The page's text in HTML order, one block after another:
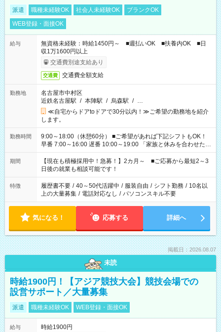
派遣 職種未経験OK 社会人未経験OK
ブランクOK
WEB登録・面接OK
給与
無資格未経験：時給1450円～ ■週払いOK ■扶養内OK ■日
収1万1600円以上
交通費別途支給あり
交通費 交通費全額支給
勤務地
名古屋市中村区
近鉄名古屋駅 / 本陣駅 / 烏森駅 / …
≪自宅からドアtoドアで30分以内！≫ご希望の勤務地を紹介
します。
勤務時間
9:00～18:00（休憩60分） ■ご希望があれば下記シフトもOK！
早番 7:00～16:00 遅番 10:00～19:00 「家族と休みを合わせた
い」 「余裕を持って夕飯の準備がしたい」 「できれば残業はし
たくない」 など、ご希望を教えてくださいね。 ※Wワーク希望
の方へ 今ご覧のお仕事で希望する勤務時間と、もう1つのお仕事
の勤務時間。 合計で週40時間を超える場合は応募できません。
期間
【現在も積極採用中！急募！】2カ月～ ■ご応募から最短2～3
日後の就業も相談可能です！
特徴 履歴書不要 / 40～50代活躍中 / 服装自由 / シフト勤務 / 10名以
上の大量募集 / 電話対応なし / パソコンスキル不要
気になる！ 応募する 詳細へ
掲載日：2026.08.07
未読
時給1900円！【アジア競技大会】競技会場での
設営サポート／大量募集
派遣 職種未経験OK WEB登録・面接OK
給与
時給1900円